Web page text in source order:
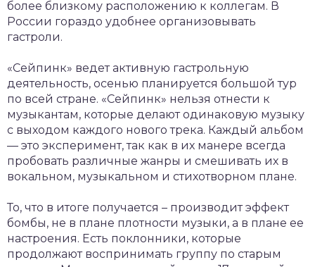
более близкому расположению к коллегам. В
России гораздо удобнее организовывать
гастроли.
«Сейпинк» ведет активную гастрольную
деятельность, осенью планируется большой тур
по всей стране. «Сейпинк» нельзя отнести к
музыкантам, которые делают одинаковую музыку
с выходом каждого нового трека. Каждый альбом
— это эксперимент, так как в их манере всегда
пробовать различные жанры и смешивать их в
вокальном, музыкальном и стихотворном плане.
То, что в итоге получается – производит эффект
бомбы, не в плане плотности музыки, а в плане ее
настроения. Есть поклонники, которые
продолжают воспринимать группу по старым